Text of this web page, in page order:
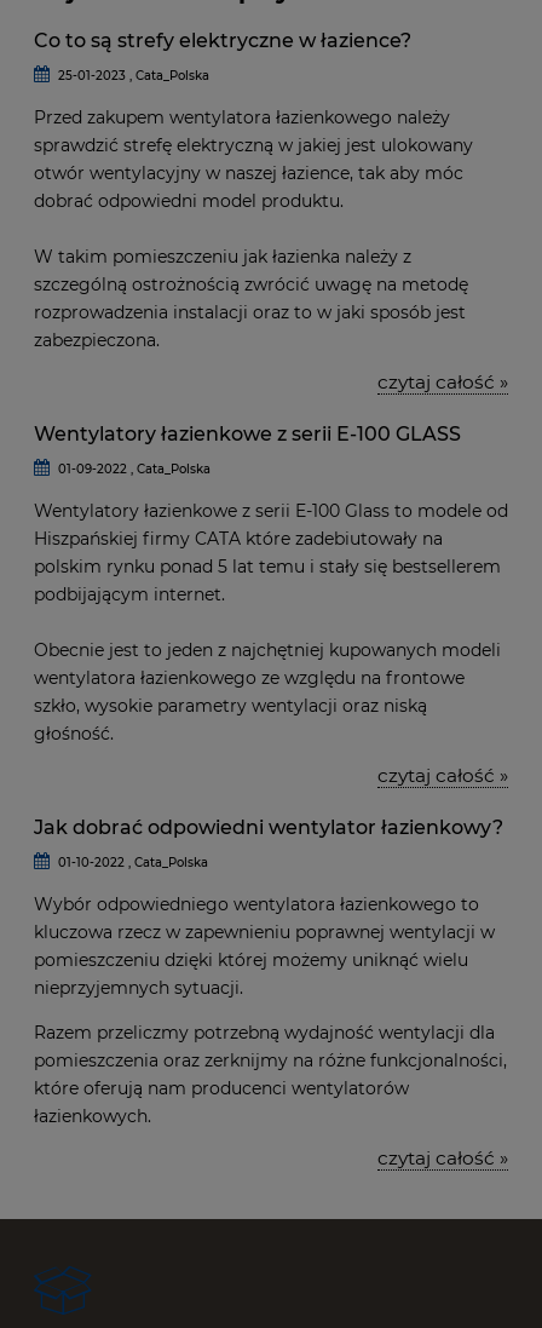
Co to są strefy elektryczne w łazience?
25-01-2023 , Cata_Polska
Przed zakupem wentylatora łazienkowego należy
sprawdzić strefę elektryczną w jakiej jest ulokowany
otwór wentylacyjny w naszej łazience, tak aby móc
dobrać odpowiedni model produktu.
W takim pomieszczeniu jak łazienka należy z
szczególną ostrożnością zwrócić uwagę na metodę
rozprowadzenia instalacji oraz to w jaki sposób jest
zabezpieczona.
czytaj całość »
Wentylatory łazienkowe z serii E-100 GLASS
01-09-2022 , Cata_Polska
Wentylatory łazienkowe z serii E-100 Glass to modele od
Hiszpańskiej firmy CATA które zadebiutowały na
polskim rynku ponad 5 lat temu i stały się bestsellerem
podbijającym internet.
Obecnie jest to jeden z najchętniej kupowanych modeli
wentylatora łazienkowego ze względu na frontowe
szkło, wysokie parametry wentylacji oraz niską
głośność.
czytaj całość »
Jak dobrać odpowiedni wentylator łazienkowy?
01-10-2022 , Cata_Polska
Wybór odpowiedniego wentylatora łazienkowego to
kluczowa rzecz w zapewnieniu poprawnej wentylacji w
pomieszczeniu dzięki której możemy uniknąć wielu
nieprzyjemnych sytuacji.
Razem przeliczmy potrzebną wydajność wentylacji dla
pomieszczenia oraz zerknijmy na różne funkcjonalności,
które oferują nam producenci wentylatorów
łazienkowych.
czytaj całość »